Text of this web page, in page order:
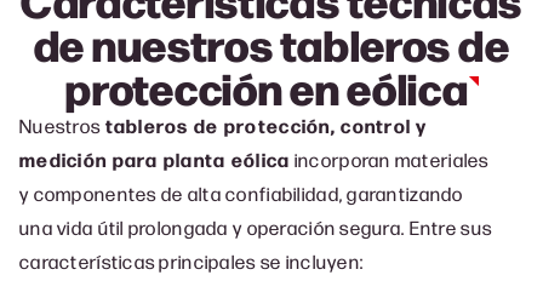
de nuestros tableros de
protección eneólica
Nuestrostableros de protección, control y
medición para planta eólica incorporan materiales
y componentes de alta confiabilidad, garantizando
una vida útil prolongada y operación segura. Entre sus
características principales se incluyen: